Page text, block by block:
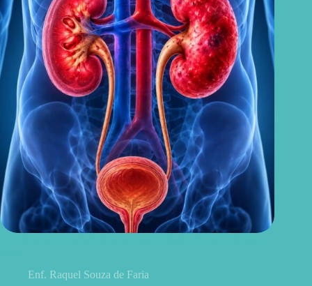
Enf. Raquel Souza de Faria